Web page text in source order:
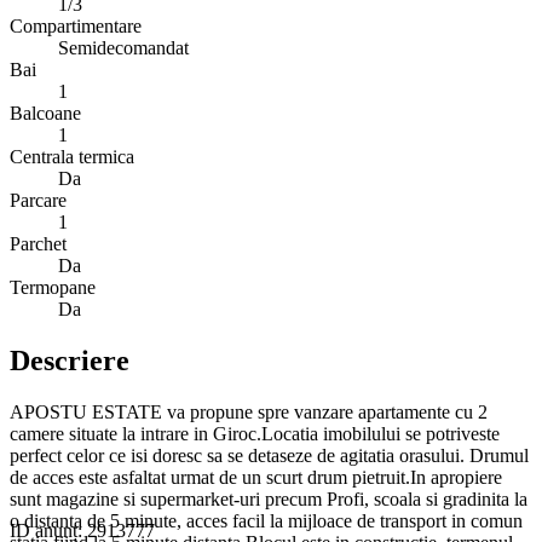
1/3
Compartimentare
Semidecomandat
Bai
1
Balcoane
1
Centrala termica
Da
Parcare
1
Parchet
Da
Termopane
Da
Descriere
APOSTU ESTATE va propune spre vanzare apartamente cu 2
camere situate la intrare in Giroc.Locatia imobilului se potriveste
perfect celor ce isi doresc sa se detaseze de agitatia orasului. Drumul
de acces este asfaltat urmat de un scurt drum pietruit.In apropiere
sunt magazine si supermarket-uri precum Profi, scoala si gradinita la
o distanta de 5 minute, acces facil la mijloace de transport in comun
ID anunț: 2913777